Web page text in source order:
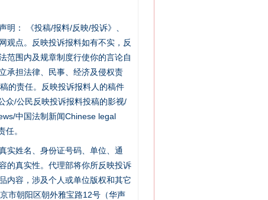
： 《投稿/报料/反映/投诉》、
观点。反映投诉报料如有不实，反
范围内及规章制度行使你的言论自
承担法律、民事、经济及侵权责
的责任。反映投诉报料人的稿件
众/公民反映投诉报料投稿的影视/
中国法制新闻Chinese legal
。
实姓名、身份证号码、单位、通
的真实性。代理部将你所反映投诉
内容，涉及个人或单位版权和其它
市朝阳区朝外雅宝路12号（华声